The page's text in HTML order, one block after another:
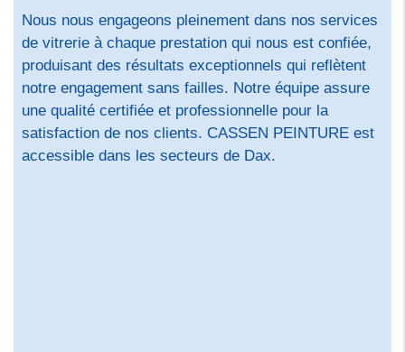
Nous nous engageons pleinement dans nos services
de vitrerie à chaque prestation qui nous est confiée,
produisant des résultats exceptionnels qui reflètent
notre engagement sans failles. Notre équipe assure
une qualité certifiée et professionnelle pour la
satisfaction de nos clients. CASSEN PEINTURE est
accessible dans les secteurs de Dax.